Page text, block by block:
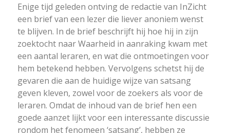
Enige tijd geleden ontving de redactie van InZicht
een brief van een lezer die liever anoniem wenst
te blijven. In de brief beschrijft hij hoe hij in zijn
zoektocht naar Waarheid in aanraking kwam met
een aantal leraren, en wat die ontmoetingen voor
hem betekend hebben. Vervolgens schetst hij de
gevaren die aan de huidige wijze van satsang
geven kleven, zowel voor de zoekers als voor de
leraren. Omdat de inhoud van de brief hen een
goede aanzet lijkt voor een interessante discussie
rondom het fenomeen ‘satsang’, hebben ze